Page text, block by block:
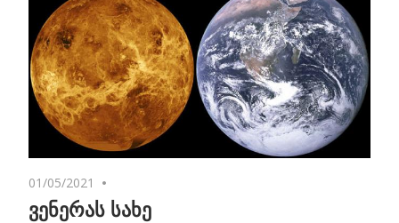
01/05/2021
ვენერას სახე